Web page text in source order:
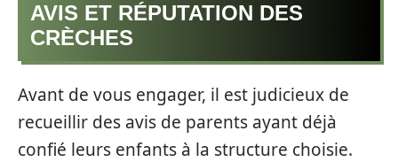
AVIS ET RÉPUTATION DES
CRÈCHES
Avant de vous engager, il est judicieux de
recueillir des avis de parents ayant déjà
confié leurs enfants à la structure choisie.